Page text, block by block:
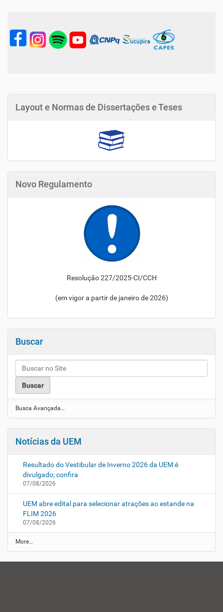
Layout e Normas de Dissertações e Teses
Novo Regulamento
Resolução 227/2025-CI/CCH
(em vigor a partir de janeiro de 2026)
Buscar
Busca Avançada…
Notícias da UEM
Resultado do Vestibular de Inverno 2026 da UEM é
divulgado; confira
07/08/2026
UEM abre edital para selecionar atrações ao estande na
FLIM 2026
07/08/2026
N
o
More…